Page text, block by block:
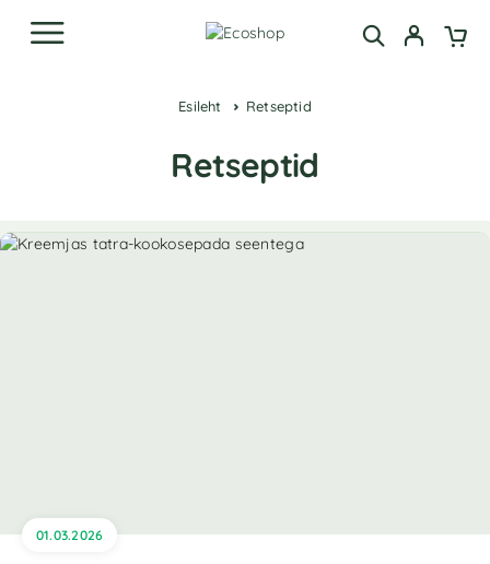
Esileht Retseptid
Retseptid
01.03.2026